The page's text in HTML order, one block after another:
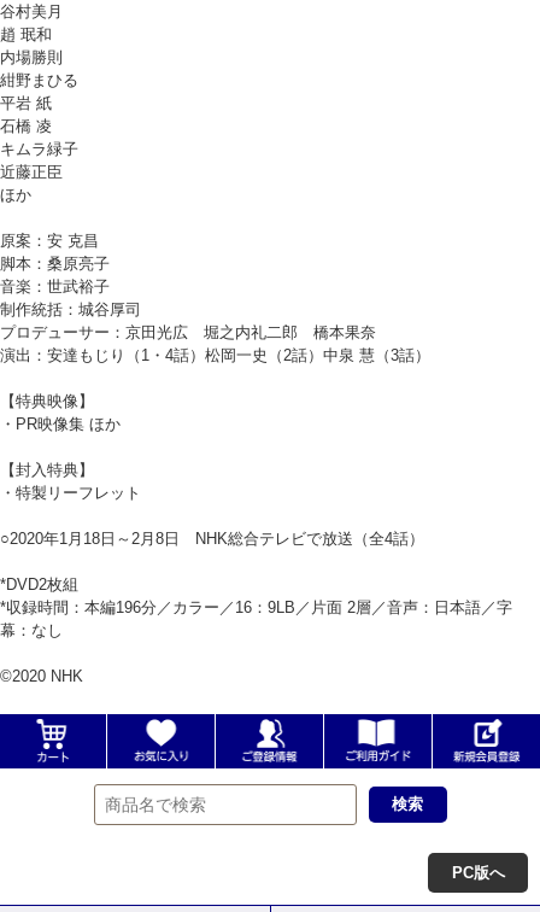
谷村美月
趙 珉和
内場勝則
紺野まひる
平岩 紙
石橋 凌
キムラ緑子
近藤正臣
ほか
原案：安 克昌
脚本：桑原亮子
音楽：世武裕子
制作統括：城谷厚司
プロデューサー：京田光広 堀之内礼二郎 橋本果奈
演出：安達もじり（1・4話）松岡一史（2話）中泉 慧（3話）
【特典映像】
・PR映像集 ほか
【封入特典】
・特製リーフレット
○2020年1月18日～2月8日 NHK総合テレビで放送（全4話）
*DVD2枚組
*収録時間：本編196分／カラー／16：9LB／片面 2層／音声：日本語／字
幕：なし
©2020 NHK
PC版へ